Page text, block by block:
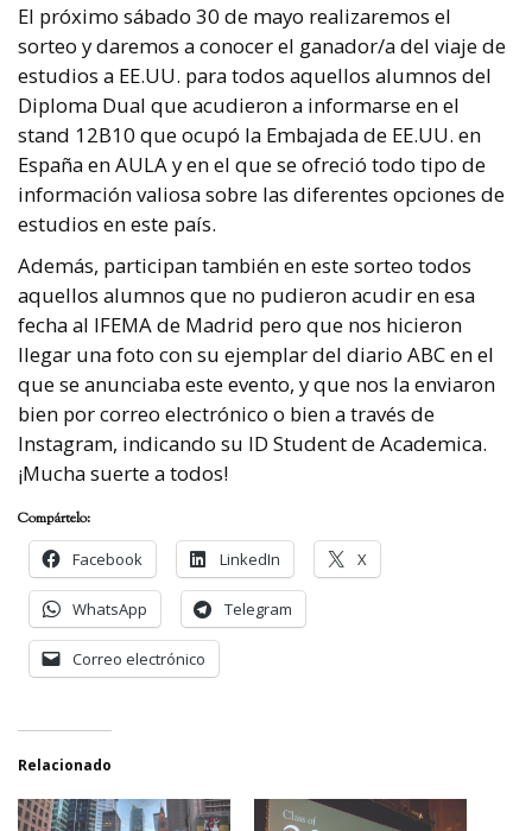
El próximo sábado 30 de mayo realizaremos el
sorteo y daremos a conocer el ganador/a del viaje de
estudios a EE.UU. para todos aquellos alumnos del
Diploma Dual que acudieron a informarse en el
stand 12B10 que ocupó la Embajada de EE.UU. en
España en AULA y en el que se ofreció todo tipo de
información valiosa sobre las diferentes opciones de
estudios en este país.
Además, participan también en este sorteo todos
aquellos alumnos que no pudieron acudir en esa
fecha al IFEMA de Madrid pero que nos hicieron
llegar una foto con su ejemplar del diario ABC en el
que se anunciaba este evento, y que nos la enviaron
bien por correo electrónico o bien a través de
Instagram, indicando su ID Student de Academica.
¡Mucha suerte a todos!
Compártelo:
Facebook
LinkedIn X
WhatsApp Telegram
Correo electrónico
Relacionado